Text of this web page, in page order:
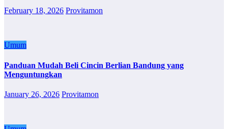
February 18, 2026 Provitamon
Umum
Panduan Mudah Beli Cincin Berlian Bandung yang
Menguntungkan
January 26, 2026 Provitamon